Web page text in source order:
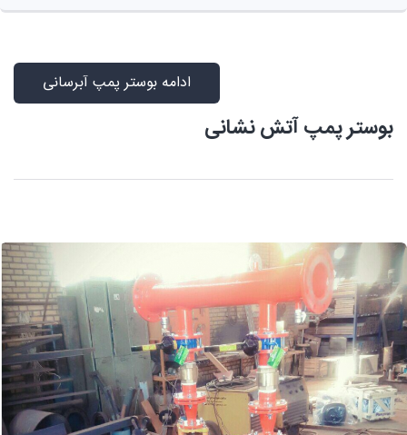
ادامه بوستر پمپ آبرسانی
بوستر پمپ آتش نشانی